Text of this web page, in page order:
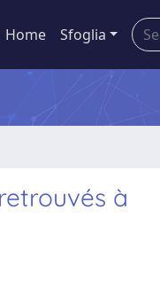
Home Sfoglia
à